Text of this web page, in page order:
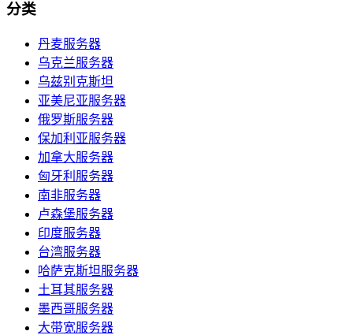
分类
丹麦服务器
乌克兰服务器
乌兹别克斯坦
亚美尼亚服务器
俄罗斯服务器
保加利亚服务器
加拿大服务器
匈牙利服务器
南非服务器
卢森堡服务器
印度服务器
台湾服务器
哈萨克斯坦服务器
土耳其服务器
墨西哥服务器
大带宽服务器